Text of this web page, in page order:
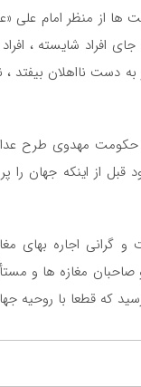
منظر امام علی
شایسته ، افراد
دست نااهلان بیفتد ،
حکومت مهدوی طرح
از اینکه جهان را
و گرانی اجاره
مغازه ها و
که قطعا با روحیه